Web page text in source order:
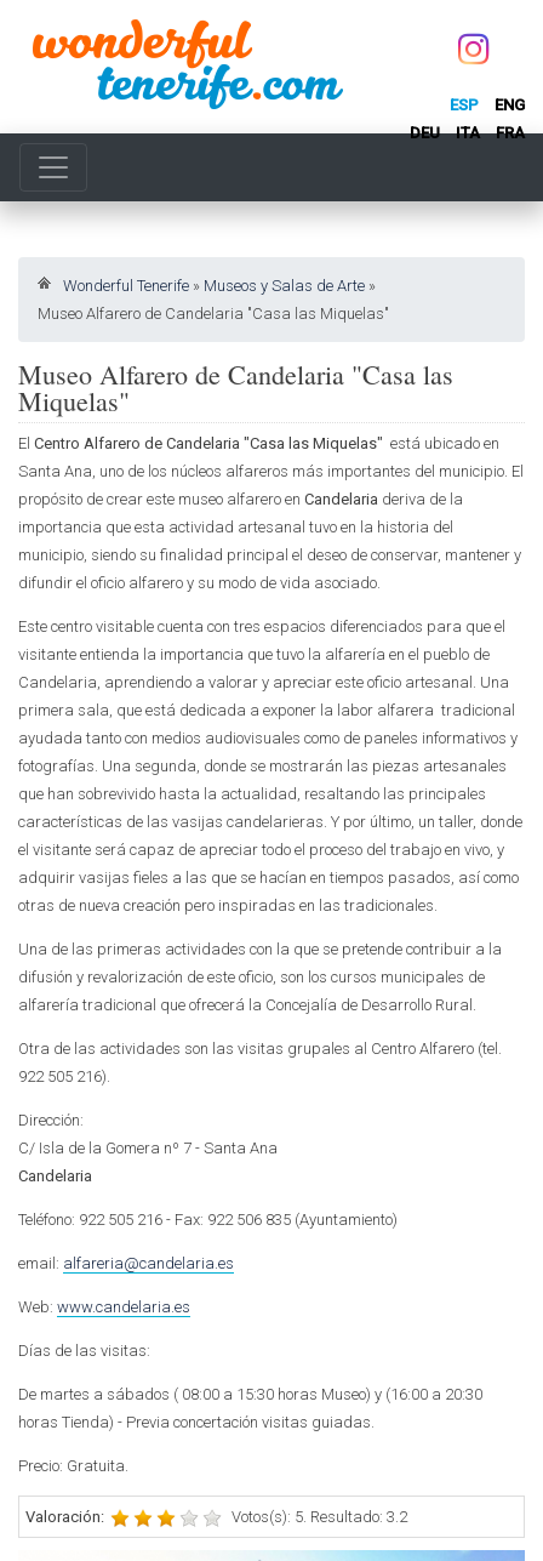
ESP
ENG
DEU
ITA FRA
Wonderful Tenerife » Museos y Salas de Arte »
Museo Alfarero de Candelaria "Casa las Miquelas"
Museo Alfarero de Candelaria "Casa las
Miquelas"
El Centro Alfarero de Candelaria "Casa las Miquelas" está ubicado en
Santa Ana, uno de los núcleos alfareros más importantes del municipio. El
propósito de crear este museo alfarero en Candelaria deriva de la
importancia que esta actividad artesanal tuvo en la historia del
municipio, siendo su finalidad principal el deseo de conservar, mantener y
difundir el oficio alfarero y su modo de vida asociado.
Este centro visitable cuenta con tres espacios diferenciados para que el
visitante entienda la importancia que tuvo la alfarería en el pueblo de
Candelaria, aprendiendo a valorar y apreciar este oficio artesanal. Una
primera sala, que está dedicada a exponer la labor alfarera tradicional
ayudada tanto con medios audiovisuales como de paneles informativos y
fotografías. Una segunda, donde se mostrarán las piezas artesanales
que han sobrevivido hasta la actualidad, resaltando las principales
características de las vasijas candelarieras. Y por último, un taller, donde
el visitante será capaz de apreciar todo el proceso del trabajo en vivo, y
adquirir vasijas fieles a las que se hacían en tiempos pasados, así como
otras de nueva creación pero inspiradas en las tradicionales.
Una de las primeras actividades con la que se pretende contribuir a la
difusión y revalorización de este oficio, son los cursos municipales de
alfarería tradicional que ofrecerá la Concejalía de Desarrollo Rural.
Otra de las actividades son las visitas grupales al Centro Alfarero (tel.
922 505 216).
Dirección:
C/ Isla de la Gomera nº 7 - Santa Ana
Candelaria
Teléfono: 922 505 216 - Fax: 922 506 835 (Ayuntamiento)
email: alfareria@candelaria.es
Web: www.candelaria.es
Días de las visitas:
De martes a sábados ( 08:00 a 15:30 horas Museo) y (16:00 a 20:30
horas Tienda) - Previa concertación visitas guiadas.
Precio: Gratuita.
Valoración: Votos(s): 5. Resultado: 3.2